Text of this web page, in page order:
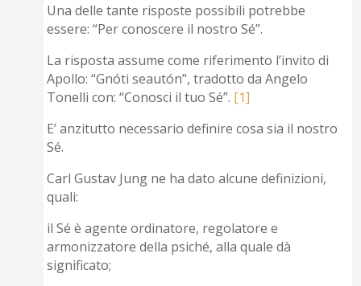
Una delle tante risposte possibili potrebbe
essere: “Per conoscere il nostro Sé”.
La risposta assume come riferimento l’invito di
Apollo: “Gnóti seautón”, tradotto da Angelo
Tonelli con: “Conosci il tuo Sé”. [1]
E’ anzitutto necessario definire cosa sia il nostro
Sé.
Carl Gustav Jung ne ha dato alcune definizioni,
quali:
il Sé è agente ordinatore, regolatore e
armonizzatore della psiché, alla quale dà
significato;